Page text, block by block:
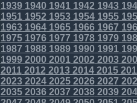
1939194019411942 1943
19511952 195319541955
19631964196519661967
197519761977 19781979
1987 1988198919901991
1999200020012002 2003
20112012 201320142015
20232024202520262027
203520362037 20382039